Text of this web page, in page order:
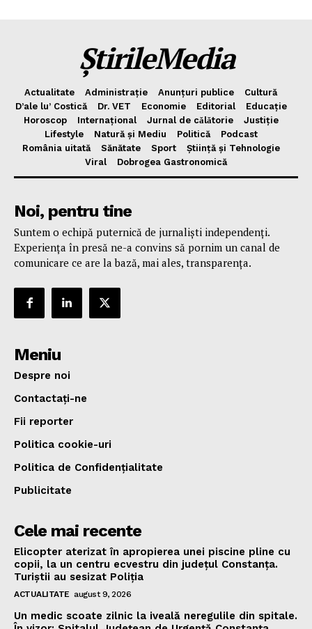
ȘtirileMedia
Actualitate Administrație Anunțuri publice
Cultură
D’ale lu’ Costică
Dr. VET Economie Editorial
Educație
Horoscop
Internațional Jurnal de cǎlǎtorie
Justiție
Lifestyle
Natură și Mediu Politică
Podcast
România uitată
Sănătate Sport
Știință și Tehnologie
Viral
Dobrogea Gastronomică
Noi, pentru tine
Suntem o echipă puternică de jurnaliști independenți.
Experiența în presă ne-a convins să pornim un canal de
comunicare ce are la bază, mai ales, transparența.
Meniu
Despre noi
Contactați-ne
Fii reporter
Politica cookie-uri
Politica de Confidențialitate
Publicitate
Cele mai recente
Elicopter aterizat în apropierea unei piscine pline cu
copii, la un centru ecvestru din județul Constanța.
Turiștii au sesizat Poliția
ACTUALITATE august 9, 2026
Un medic scoate zilnic la iveală neregulile din spitale.